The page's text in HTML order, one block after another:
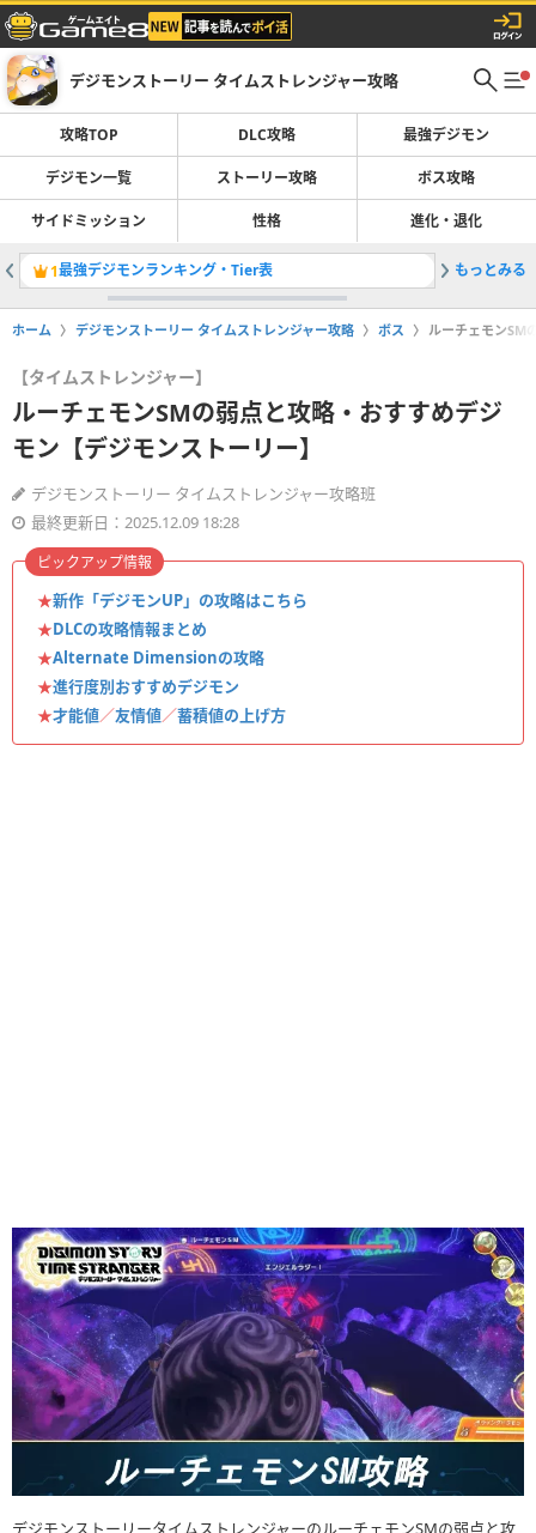
デジモンストーリー タイムストレンジャー攻略
攻略TOP DLC攻略 最強デジモン
デジモン一覧 ストーリー攻略 ボス攻略
サイドミッション 性格 進化・退化
1最強デジモンランキング・Tier表 2登場デ
もっとみる
ホーム デジモンストーリー タイムストレンジャー攻略 ボス ルーチェモンSM
【タイムストレンジャー】
ルーチェモンSMの弱点と攻略・おすすめデジ
モン【デジモンストーリー】
デジモンストーリー タイムストレンジャー攻略班
最終更新日：2025.12.09 18:28
★新作「デジモンUP」の攻略はこちら
★DLCの攻略情報まとめ
★Alternate Dimensionの攻略
★進行度別おすすめデジモン
★才能値／友情値／蓄積値の上げ方
ピックアップ情報
デジモンストーリータイムストレンジャーのルーチェモンSMの弱点と攻